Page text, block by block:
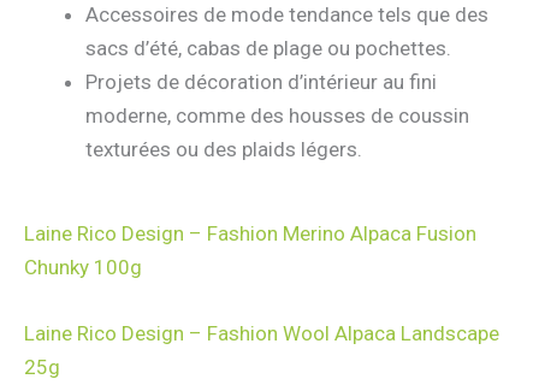
Accessoires de mode tendance tels que des
sacs d’été, cabas de plage ou pochettes.
Projets de décoration d’intérieur au fini
moderne, comme des housses de coussin
texturées ou des plaids légers.
Laine Rico Design – Fashion Merino Alpaca Fusion
Chunky 100g
Laine Rico Design – Fashion Wool Alpaca Landscape
25g